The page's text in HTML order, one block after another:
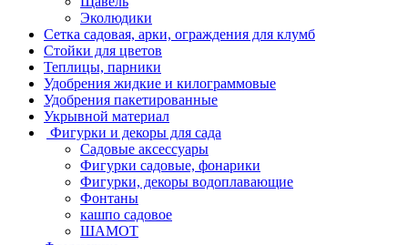
Эколюдики
Сетка садовая, арки, ограждения для клумб
Стойки для цветов
Теплицы, парники
Удобрения жидкие и килограммовые
Удобрения пакетированные
Укрывной материал
Фигурки и декоры для сада
Садовые аксессуары
Фигурки садовые, фонарики
Фигурки, декоры водоплавающие
Фонтаны
кашпо садовое
ШАМОТ